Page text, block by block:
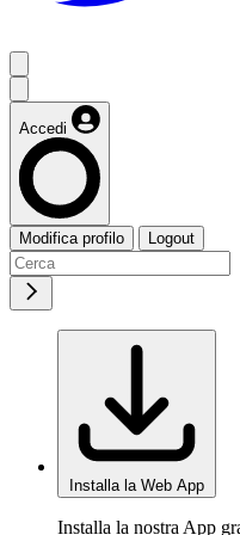
Accedi
Modifica profilo Logout
Installa la Web App
Installa la nostra App